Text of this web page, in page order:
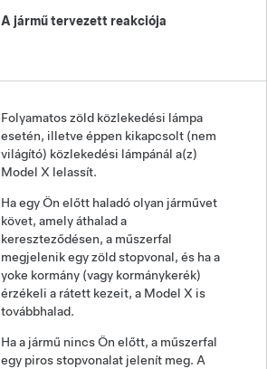
A jármű tervezett reakciója
Folyamatos zöld közlekedési lámpa
esetén, illetve éppen kikapcsolt (nem
világító) közlekedési lámpánál a(z)
Model X lelassít.
Ha egy Ön előtt haladó olyan járművet
követ, amely áthalad a
kereszteződésen, a műszerfal
megjelenik egy zöld stopvonal, és ha a
yoke kormány (vagy kormánykerék)
érzékeli a rátett kezeit, a Model X is
továbbhalad.
Ha a jármű nincs Ön előtt, a műszerfal
egy piros stopvonalat jelenít meg. A